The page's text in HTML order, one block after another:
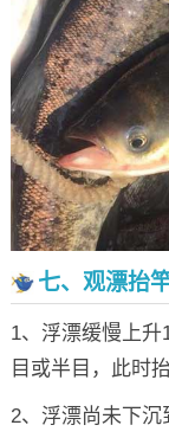
七、观漂抬
1、浮漂缓慢上
目或半目，此时
2、浮漂尚未下沉